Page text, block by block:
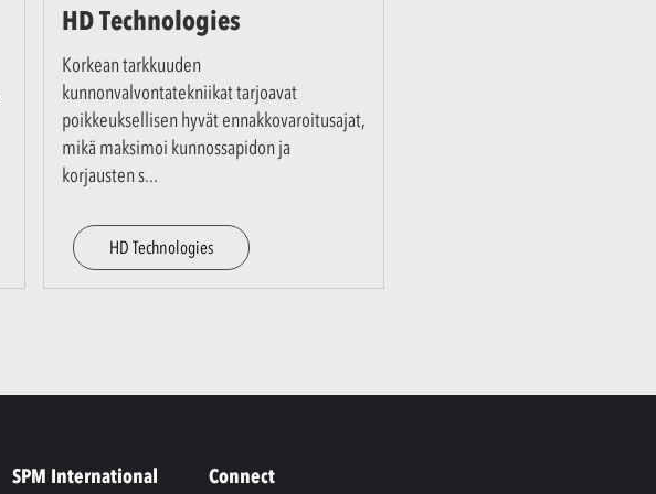
HD Technologies
Korkean tarkkuuden
kunnonvalvontatekniikat tarjoavat
poikkeuksellisen hyvät ennakkovaroitusajat,
mikä maksimoi kunnossapidon ja
korjausten s...
HD Technologies
SPM International Connect